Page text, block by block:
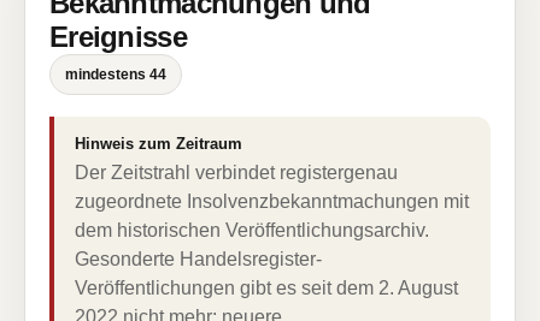
Ereignisse
mindestens 44
Hinweis zum Zeitraum
Der Zeitstrahl verbindet registergenau
zugeordnete Insolvenzbekanntmachungen mit
dem historischen Veröffentlichungsarchiv.
Gesonderte Handelsregister-
Veröffentlichungen gibt es seit dem 2. August
2022 nicht mehr; neuere